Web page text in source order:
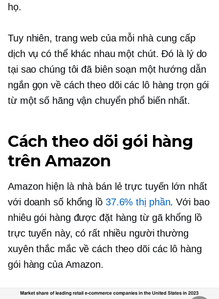
họ.
Tuy nhiên, trang web của mỗi nhà cung cấp
dịch vụ có thể khác nhau một chút. Đó là lý do
tại sao chúng tôi đã biên soạn một hướng dẫn
ngắn gọn về cách theo dõi các lô hàng trọn gói
từ một số hãng vận chuyển phổ biến nhất.
Cách theo dõi gói hàng
trên Amazon
Amazon hiện là nhà bán lẻ trực tuyến lớn nhất
với doanh số khổng lồ 37.6% thị phần. Với bao
nhiêu gói hàng được đặt hàng từ gã khổng lồ
trực tuyến này, có rất nhiều người thường
xuyên thắc mắc về cách theo dõi các lô hàng
gói hàng của Amazon.